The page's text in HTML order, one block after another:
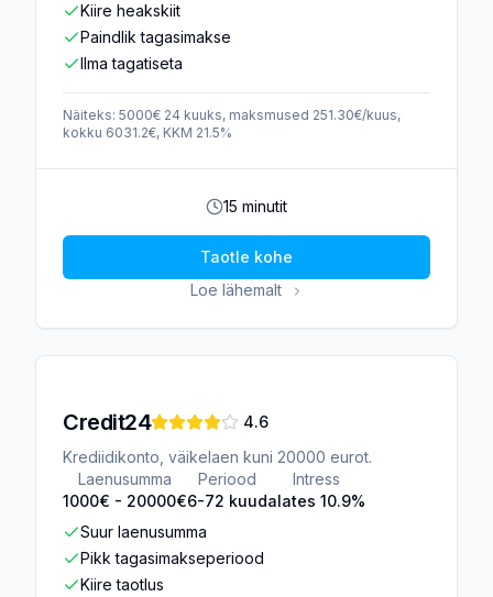
Kiire heakskiit
Paindlik tagasimakse
Ilma tagatiseta
Näiteks: 5000€ 24 kuuks, maksmused 251.30€/kuus,
kokku 6031.2€, KKM 21.5%
15 minutit
Taotle kohe
Loe lähemalt
Credit24
4.6
Krediidikonto, väikelaen kuni 20000 eurot.
Laenusumma
1000€ - 20000€
Periood
6-72 kuud
Intress
alates 10.9%
Suur laenusumma
Pikk tagasimakseperiood
Kiire taotlus